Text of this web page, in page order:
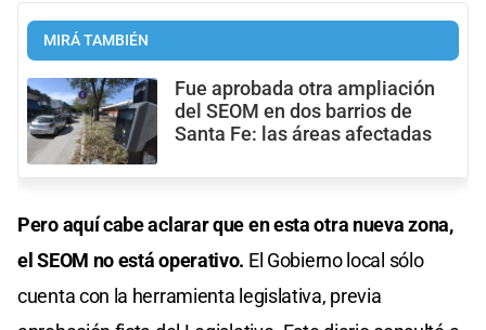
MIRÁ TAMBIÉN
Fue aprobada otra ampliación
del SEOM en dos barrios de
Santa Fe: las áreas afectadas
Pero aquí cabe aclarar que en esta otra nueva zona,
el SEOM no está operativo. El Gobierno local sólo
cuenta con la herramienta legislativa, previa